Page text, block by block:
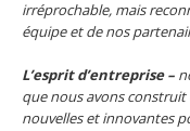
irréprochable, mais
équipe et de nos
L’esprit d’entreprise–
que nous avons
nouvelles et innovantes